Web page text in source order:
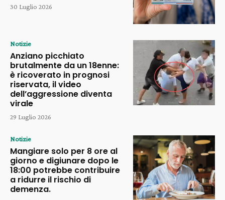
30 Luglio 2026
Notizie
Anziano picchiato
brutalmente da un 18enne:
è ricoverato in prognosi
riservata, il video
dell’aggressione diventa
virale
29 Luglio 2026
Notizie
Mangiare solo per 8 ore al
giorno e digiunare dopo le
18:00 potrebbe contribuire
a ridurre il rischio di
demenza.